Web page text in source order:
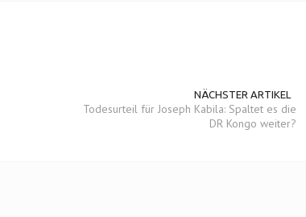
NÄCHSTER ARTIKEL
Todesurteil für Joseph Kabila: Spaltet es die
DR Kongo weiter?